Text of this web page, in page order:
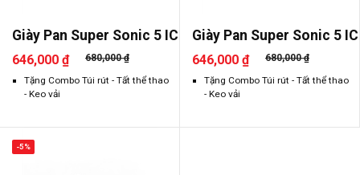
Giày Pan Super Sonic 5 IC
646,000 ₫ 680,000 ₫
Tặng Combo Túi rút - Tất thể thao
- Keo vải
Giày Pan Super Sonic 5 IC
646,000 ₫ 680,000 ₫
Tặng Combo Túi rút - Tất thể thao
- Keo vải
-5%